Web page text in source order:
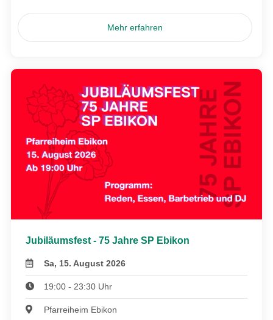
Mehr erfahren
Jubiläumsfest - 75 Jahre SP Ebikon
Sa, 15. August 2026
19:00 - 23:30 Uhr
Pfarreiheim Ebikon